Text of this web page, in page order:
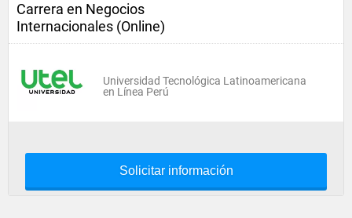
Carrera en Negocios
Internacionales (Online)
Universidad Tecnológica Latinoamericana
en Línea Perú
Solicitar información